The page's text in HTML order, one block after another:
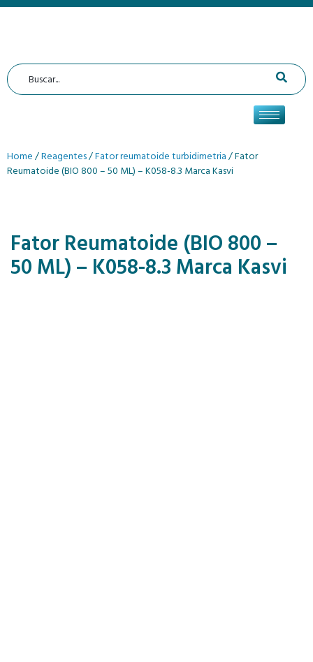
Home/Reagentes/Fator reumatoide turbidimetria/ Fator
Reumatoide (BIO 800 – 50 ML) – K058-8.3 Marca Kasvi
Fator Reumatoide (BIO 800 –
50 ML) – K058-8.3 Marca Kasvi